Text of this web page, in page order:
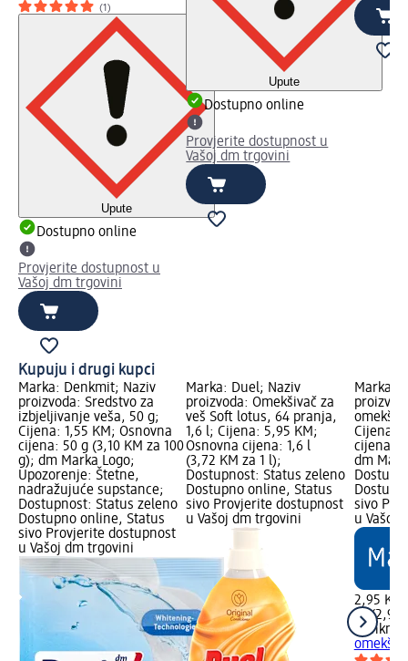
(1)
Upute
Dostupno online
Provjerite dostupnost u
Vašoj dm trgovini
Upute
Dostupno online
Provjerite dostupnost u
Vašoj dm trgovini
Kupuju i drugi kupci
Marka: Denkmit; Naziv
proizvoda: Sredstvo za
izbjeljivanje veša, 50 g;
Cijena: 1,55 KM; Osnovna
cijena: 50 g (3,10 KM za 100
g); dm Marka Logo;
Upozorenje: Štetne,
nadražujuće supstance;
Dostupnost: Status zeleno
Dostupno online, Status
sivo Provjerite dostupnost
u Vašoj dm trgovini
Marka: Duel; Naziv
proizvoda: Omekšivač za
veš Soft lotus, 64 pranja,
1,6 l; Cijena: 5,95 KM;
Osnovna cijena: 1,6 l
(3,72 KM za 1 l);
Dostupnost: Status zeleno
Dostupno online, Status
sivo Provjerite dostupnost
u Vašoj dm trgovini
Marka:
Cijena:
cijena: 1
dm
sivo
u Vašoj
2,95 KM
1 l (2,95
Denkmit